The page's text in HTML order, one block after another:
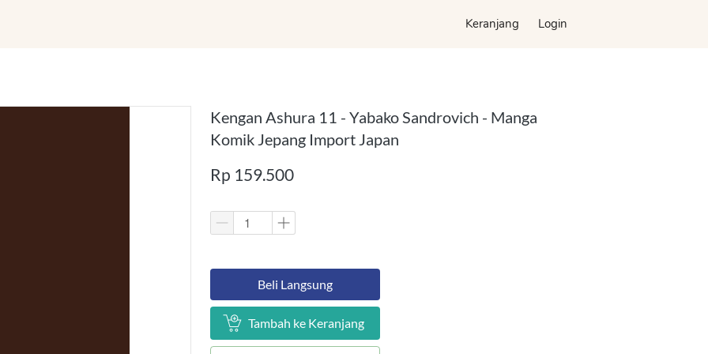
Keranjang Login
Keranjang Login
Kengan Ashura 11 - Yabako Sandrovich - Manga
Komik Jepang Import Japan
Rp 159.500
`Beli Langsung
` Tambah ke Keranjang